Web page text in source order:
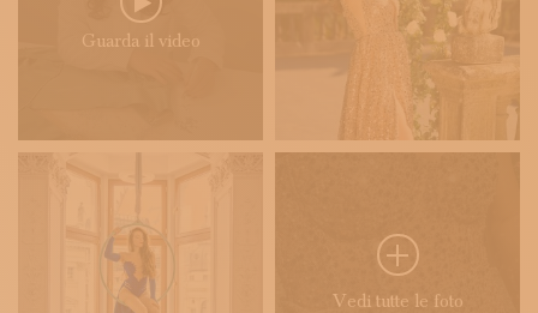
Guarda il video
Vedi tutte le foto